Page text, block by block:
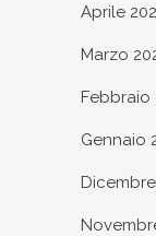
Aprile
Marzo
Febbraio
Gennaio